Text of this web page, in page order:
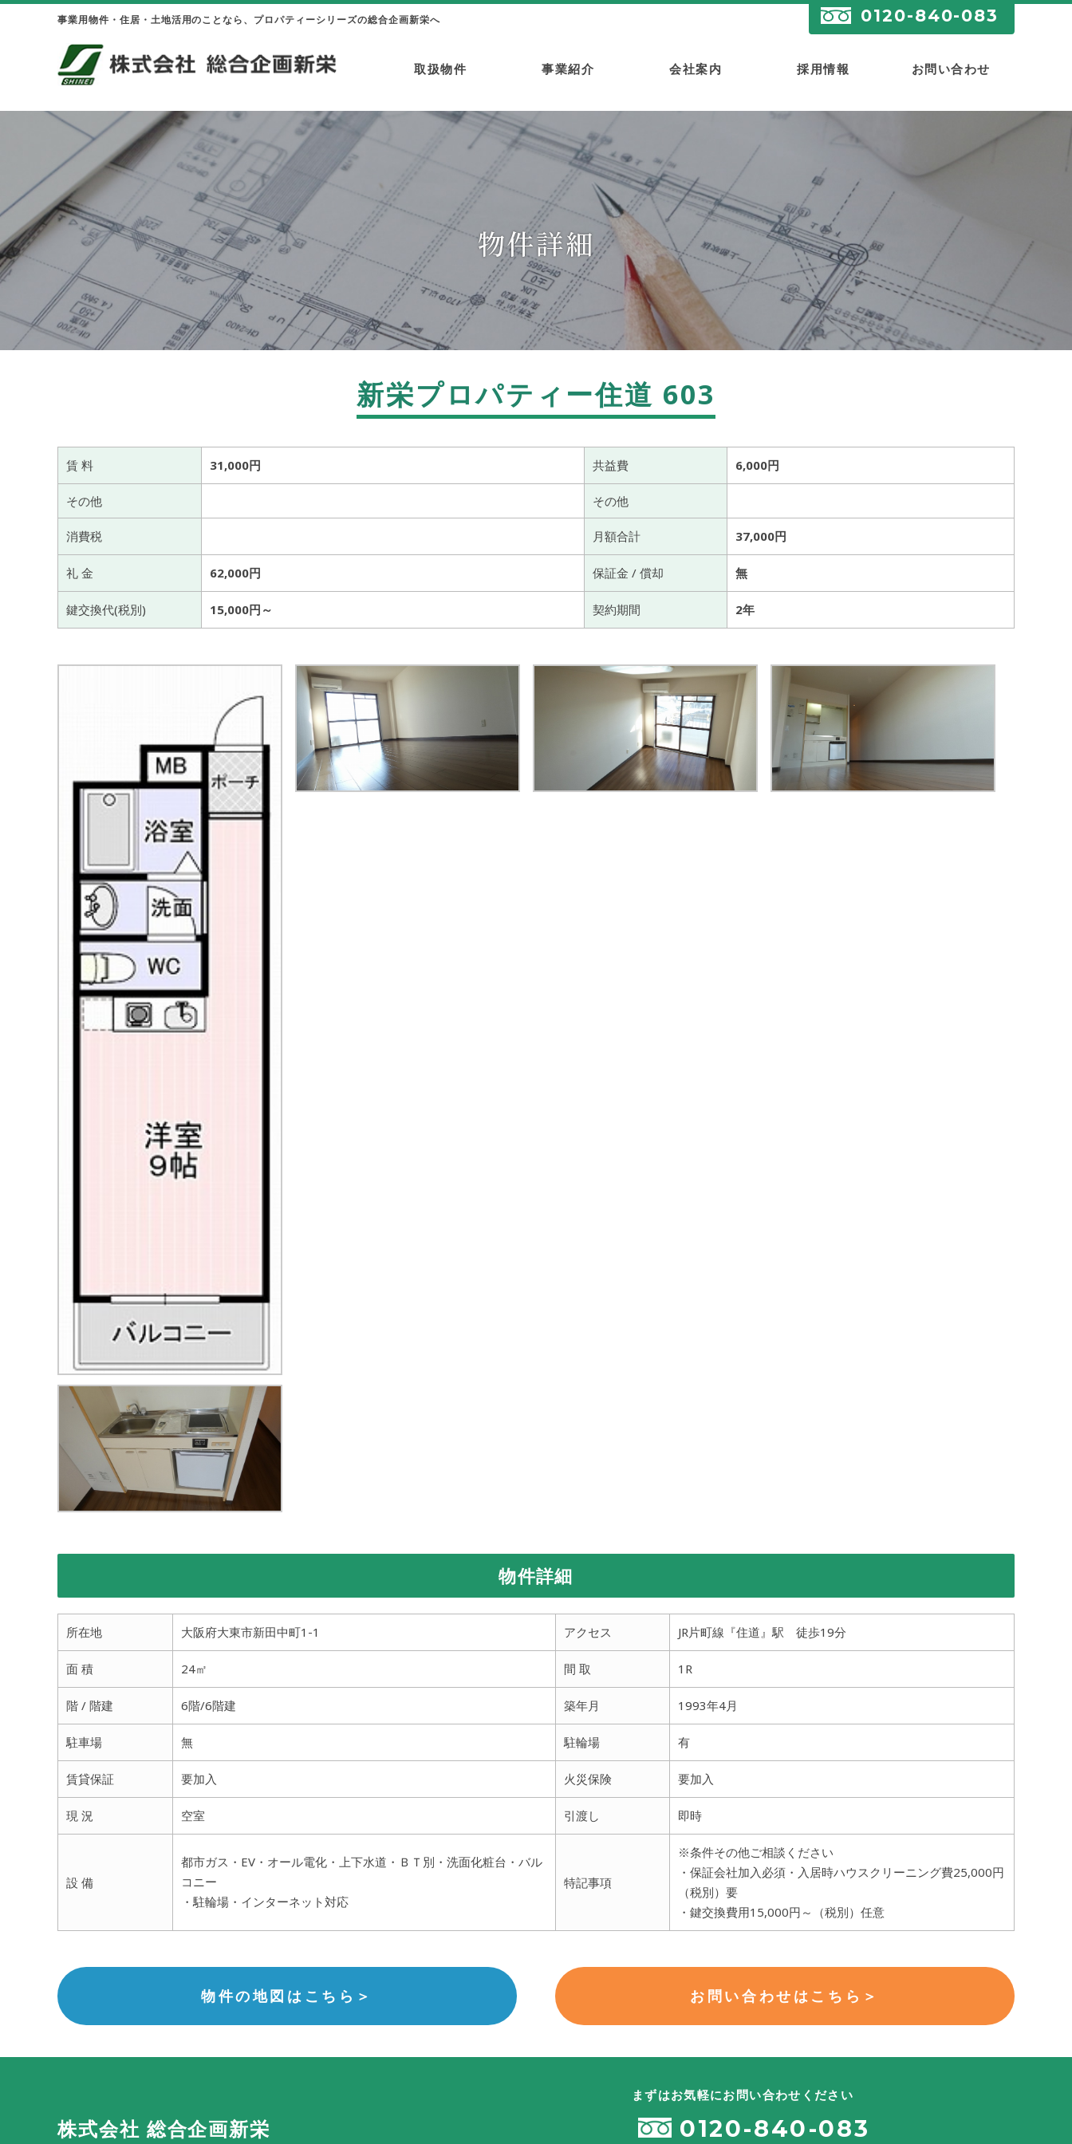
事業用物件・住居・土地活用のことなら、プロパティーシリーズの総合企画新栄へ 0120-840-083
取扱物件
新栄プロパティーシリーズ
土地・駐車場・その他
事業紹介 会社案内 採用情報 お問い合わせ
物件詳細
新栄プロパティー住道 603
賃 料 31,000円 共益費 6,000円
その他 その他
消費税 月額合計 37,000円
礼 金 62,000円 保証金 / 償却 無
鍵交換代(税別) 15,000円～ 契約期間 2年
物件詳細
所在地 大阪府大東市新田中町1-1 アクセス JR片町線『住道』駅 徒歩19分
面 積 24㎡ 間 取 1R
階 / 階建 6階/6階建 築年月 1993年4月
駐車場 無 駐輪場 有
賃貸保証 要加入 火災保険 要加入
現 況 空室 引渡し 即時
設 備
都市ガス・EV・オール電化・上下水道・ＢＴ別・洗面化粧台・バル
コニー
・駐輪場・インターネット対応
特記事項
※条件その他ご相談ください
・保証会社加入必須・入居時ハウスクリーニング費25,000円
（税別）要
・鍵交換費用15,000円～（税別）任意
物件の地図はこちら＞ お問い合わせはこちら＞
株式会社 総合企画新栄
まずはお気軽にお問い合わせください
0120-840-083